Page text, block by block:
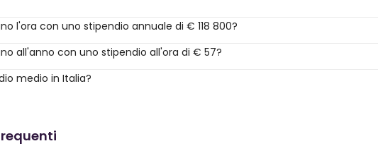
l'ora con uno stipendio annuale di € 118 800?
all'anno con uno stipendio all'ora di € 57?
medio in Italia?